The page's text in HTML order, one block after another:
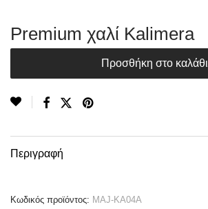
Premium χαλί Kalimera
Προσθήκη στο καλάθι
Περιγραφή
Κωδικός προϊόντος: MAJ-KA04A